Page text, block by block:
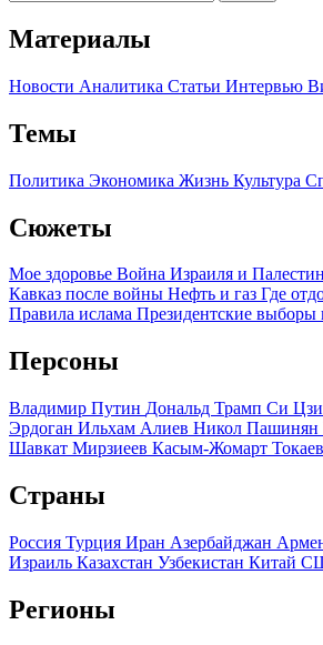
Материалы
Новости Аналитика Статьи Интервью
Темы
Политика Экономика Жизнь Культура
Сюжеты
Мое здоровье Война Израиля и
Кавказ после войны Нефть и газ Где
Правила ислама Президентские выборы
Персоны
Владимир Путин Дональд Трамп Си
Эрдоган Ильхам Алиев Никол Пашинян
Шавкат Мирзиеев Касым-Жомарт Токаев
Страны
Россия Турция Иран Азербайджан
Израиль Казахстан Узбекистан Китай
Регионы